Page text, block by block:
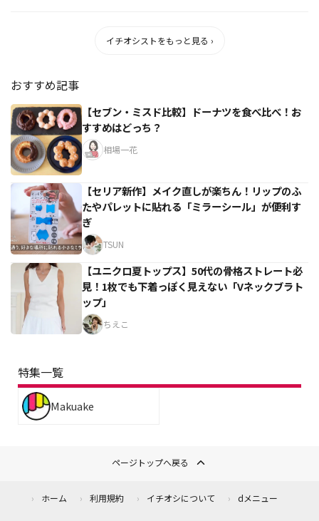
イチオシストをもっと見る ›
おすすめ記事
【セブン・ミスド比較】ドーナツを食べ比べ！お
すすめはどっち？
相場一花
【セリア新作】メイク直しが楽ちん！リップのふ
たやパレットに貼れる「ミラーシール」が便利す
ぎ
TSUN
【ユニクロ夏トップス】50代の骨格ストレート必
見！1枚でも下着っぽく見えない「Vネックブラト
ップ」
ちえこ
特集一覧
Makuake
ページトップへ戻る
ホーム 利用規約 イチオシについて dメニュー